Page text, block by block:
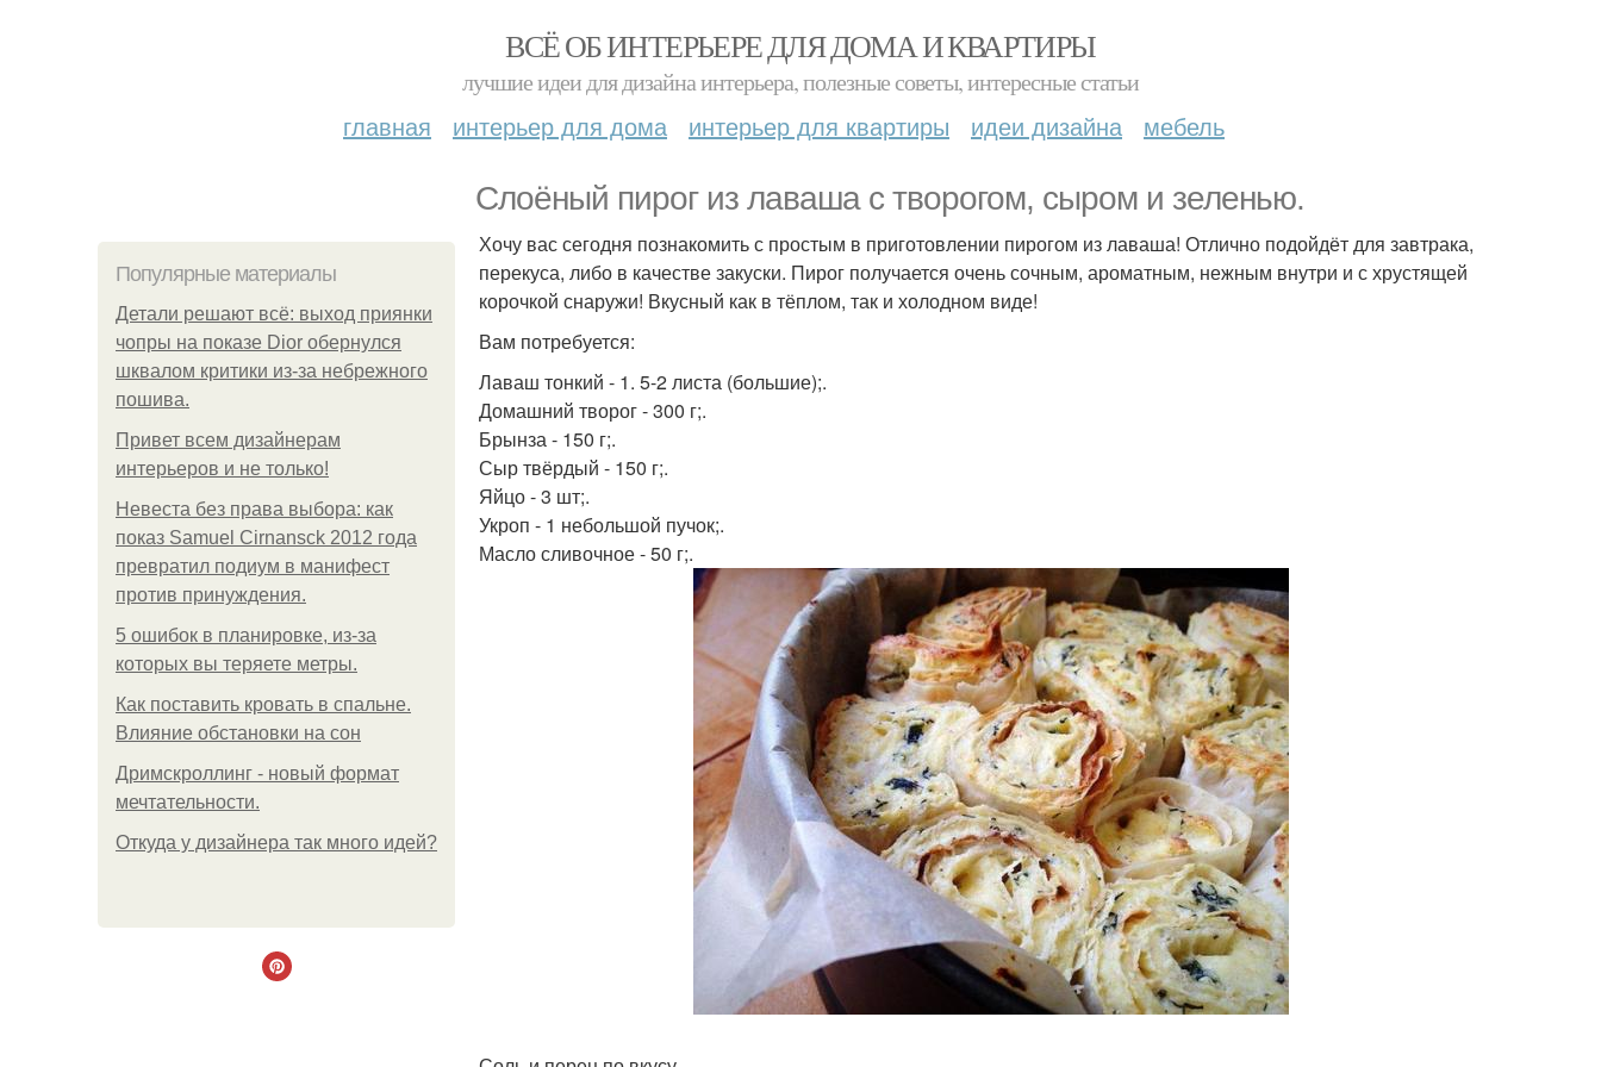
ВСЁ ОБ ИНТЕРЬЕРЕ ДЛЯ ДОМА И КВАРТИРЫ
лучшие идеи для дизайна интерьера, полезные советы, интересные статьи
главная интерьер для дома интерьер для квартиры идеи дизайна мебель
Слоёный пирог из лаваша с творогом, сыром и зеленью.
Популярные материалы
Детали решают всё: выход приянки
чопры на показе Dior обернулся
шквалом критики из-за небрежного
пошива.
Привет всем дизайнерам
интерьеров и не только!
Невеста без права выбора: как
показ Samuel Cirnansck 2012 года
превратил подиум в манифест
против принуждения.
5 ошибок в планировке, из-за
которых вы теряете метры.
Как поставить кровать в спальне.
Влияние обстановки на сон
Дримскроллинг - новый формат
мечтательности.
Откуда у дизайнера так много идей?
Хочу вас сегодня познакомить с простым в приготовлении пирогом из лаваша! Отлично подойдёт для завтрака,
перекуса, либо в качестве закуски. Пирог получается очень сочным, ароматным, нежным внутри и с хрустящей
корочкой снаружи! Вкусный как в тёплом, так и холодном виде!
Вам потребуется:
Лаваш тонкий - 1. 5-2 листа (большие);.
Домашний творог - 300 г;.
Брынза - 150 г;.
Сыр твёрдый - 150 г;.
Яйцо - 3 шт;.
Укроп - 1 небольшой пучок;.
Масло сливочное - 50 г;.